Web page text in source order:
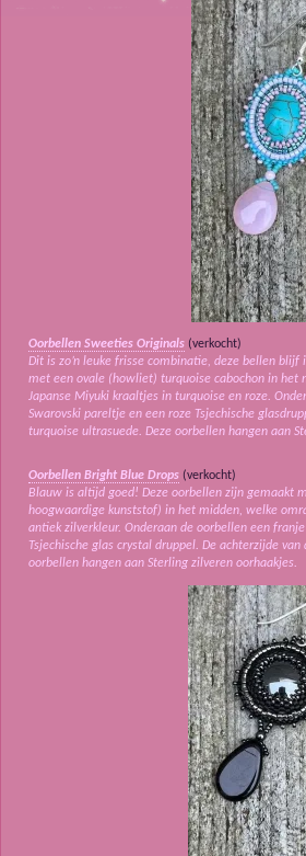
Oorbellen Sweeties Originals (verkocht)
Dit is zo’n leuke frisse combinatie, deze bellen
met een ovale (howliet) turquoise cabochon in
Japanse Miyuki kraaltjes in turquoise en roze.
Swarovski pareltje en een roze Tsjechische
turquoise ultrasuede. Deze oorbellen hangen aan
Oorbellen Bright Blue Drops (verkocht)
Blauw is altijd goed! Deze oorbellen zijn gemaakt
hoogwaardige kunststof) in het midden, welke
antiek zilverkleur. Onderaan de oorbellen een
Tsjechische glas crystal druppel. De achterzijde
oorbellen hangen aan Sterling zilveren oorhaakjes.